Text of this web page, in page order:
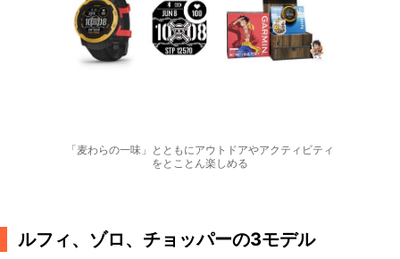
「麦わらの一味」とともにアウトドアやアクティビティ
をとことん楽しめる
ルフィ、ゾロ、チョッパーの3モデル